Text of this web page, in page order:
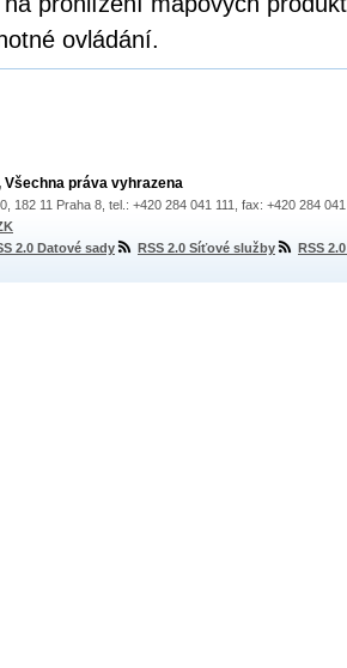
ovládání.
práva vyhrazena
182 11 Praha 8, tel.: +420 284 041 111, fax: +420 284
2.0 Datové sady RSS 2.0 Síťové služby RSS